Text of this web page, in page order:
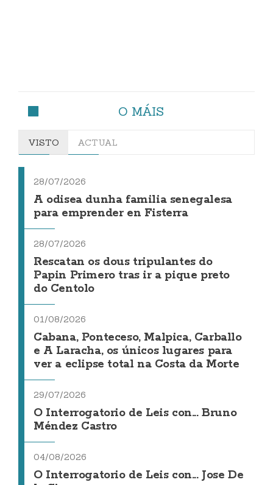
O MÁIS
VISTO ACTUAL
28/07/2026
A odisea dunha familia senegalesa
para emprender en Fisterra
28/07/2026
Rescatan os dous tripulantes do
Papin Primero tras ir a pique preto
do Centolo
01/08/2026
Cabana, Ponteceso, Malpica, Carballo
e A Laracha, os únicos lugares para
ver a eclipse total na Costa da Morte
29/07/2026
O Interrogatorio de Leis con... Bruno
Méndez Castro
04/08/2026
O Interrogatorio de Leis con... Jose De